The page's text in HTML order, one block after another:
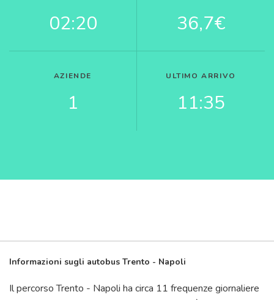
02:20 36,7€
AZIENDE
1
ULTIMO ARRIVO
11:35
Informazioni sugli autobus Trento - Napoli
Il percorso Trento - Napoli ha circa 11 frequenze giornaliere